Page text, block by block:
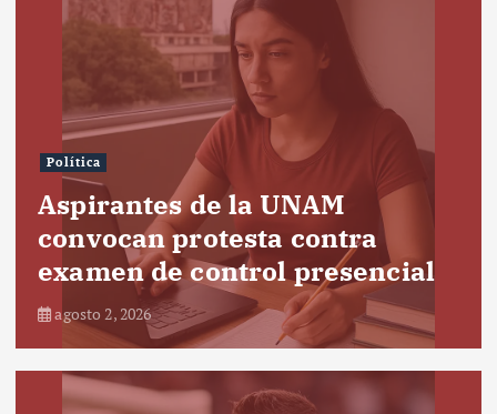
Política
Aspirantes de la UNAM
convocan protesta contra
examen de control presencial
agosto 2, 2026